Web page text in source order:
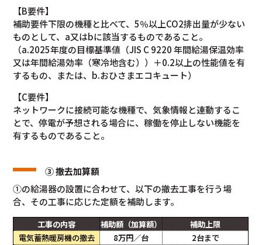
【B要件】
補助要件下限の機種と比べて、5％以上CO2排出量が少ない
ものとして、a又はbに該当するものであること。
（a.2025年度の目標基準値（JIS C 9220 年間給湯保温効率
又は年間給湯効率（寒冷地含む））＋0.2以上の性能値を有
するもの、または、b.おひさまエコキュート）
【C要件】
ネットワークに接続可能な機種で、気象情報と連動するこ
とで、停電が予想される場合に、稼働を停止しない機能を
有するものであること。
③ 撤去加算額
①の給湯器の設置に合わせて、以下の撤去工事を行う場
合、その工事に応じた定額を補助します。
工事の内容 補助額（加算額）
補助上限
電気蓄熱暖房機の撤去
8万円／台
2台まで